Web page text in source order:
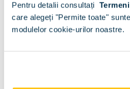
Pentru detalii consultați
care alegeți "Permite toate"
modulelor cookie-urilor noastre.
Sertare :